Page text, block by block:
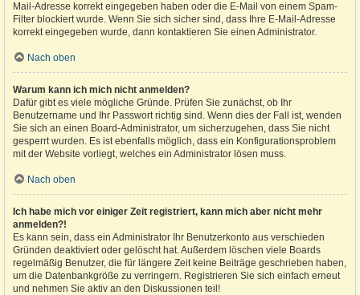
Mail-Adresse korrekt eingegeben haben oder die E-Mail von einem Spam-
Filter blockiert wurde. Wenn Sie sich sicher sind, dass Ihre E-Mail-Adresse
korrekt eingegeben wurde, dann kontaktieren Sie einen Administrator.
Nach oben
Warum kann ich mich nicht anmelden?
Dafür gibt es viele mögliche Gründe. Prüfen Sie zunächst, ob Ihr
Benutzername und Ihr Passwort richtig sind. Wenn dies der Fall ist, wenden
Sie sich an einen Board-Administrator, um sicherzugehen, dass Sie nicht
gesperrt wurden. Es ist ebenfalls möglich, dass ein Konfigurationsproblem
mit der Website vorliegt, welches ein Administrator lösen muss.
Nach oben
Ich habe mich vor einiger Zeit registriert, kann mich aber nicht mehr
anmelden?!
Es kann sein, dass ein Administrator Ihr Benutzerkonto aus verschieden
Gründen deaktiviert oder gelöscht hat. Außerdem löschen viele Boards
regelmäßig Benutzer, die für längere Zeit keine Beiträge geschrieben haben,
um die Datenbankgröße zu verringern. Registrieren Sie sich einfach erneut
und nehmen Sie aktiv an den Diskussionen teil!